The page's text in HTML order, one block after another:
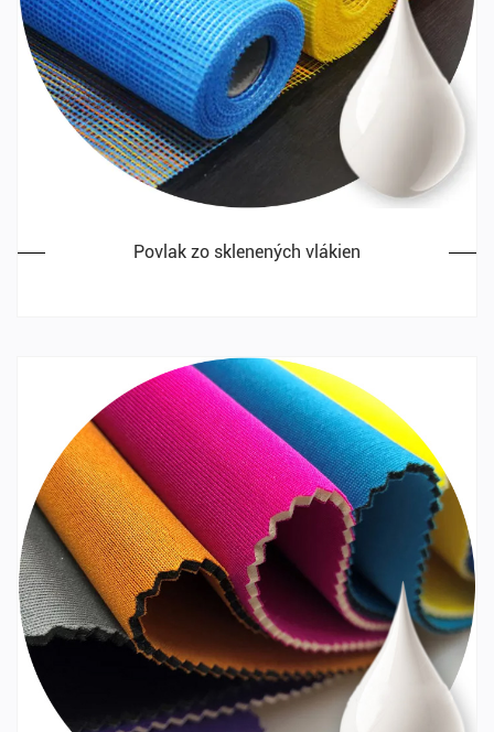
Povlak zo sklenených vlákien